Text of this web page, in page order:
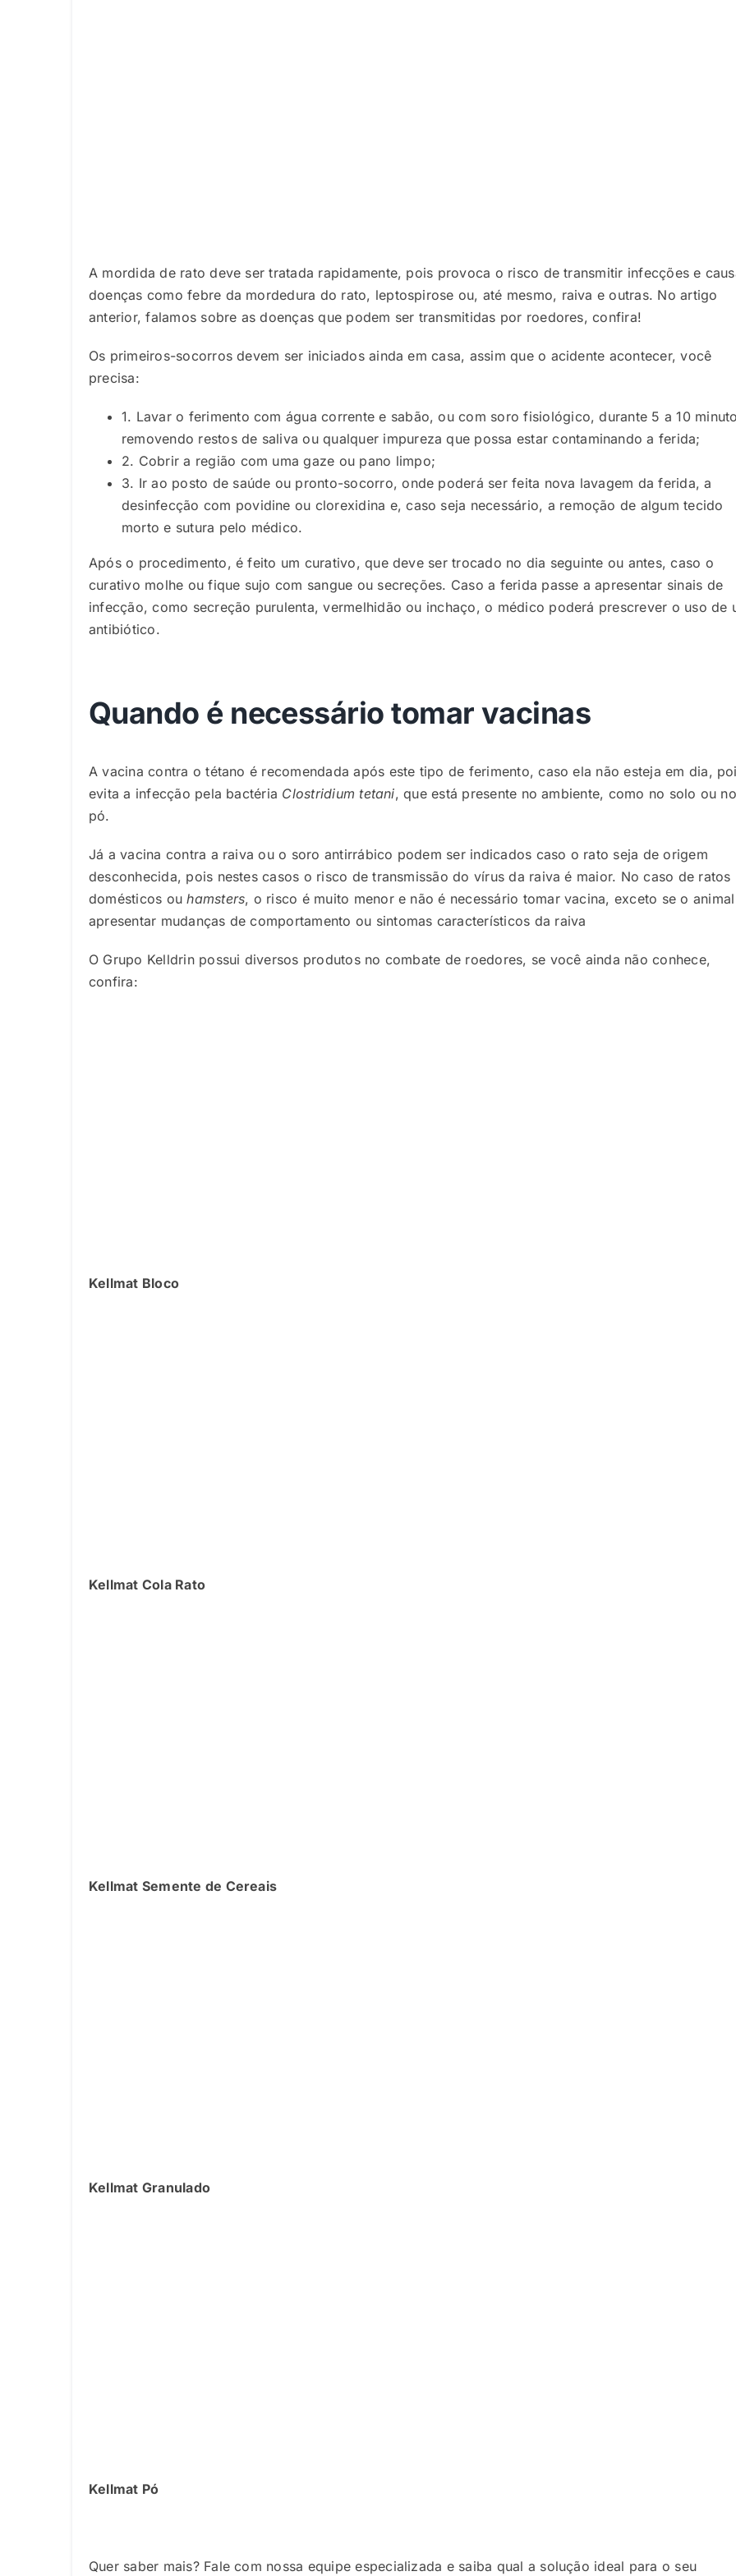
A mordida de rato deve ser tratada rapidamente, pois provoca o risco detransmitir infecções e
doenças como febre da mordedura do rato, leptospirose ou, até mesmo, raiva e outras. No artigo
anterior, falamos sobre as doenças que podem ser transmitidas por roedores, confira!
Os primeiros-socorros devem ser iniciados ainda em casa, assim que o acidente acontecer, você
precisa:
1. Lavar o ferimento com água corrente e sabão, ou com soro fisiológico, durante 5 a 10
removendo restos de saliva ou qualquer impureza que possa estar contaminando a ferida;
2. Cobrir a região com uma gaze ou pano limpo;
3. Ir ao posto de saúde ou pronto-socorro, onde poderá ser feita nova lavagem da ferida, a
desinfecção com povidine ou clorexidina e, caso seja necessário, a remoção de algum tecido
morto e sutura pelo médico.
Após o procedimento, é feito um curativo, que deve ser trocado no dia seguinte ou antes, caso o
curativo molhe ou fique sujo com sangue ou secreções. Caso a ferida passe a apresentar sinais de
infecção, como secreção purulenta, vermelhidão ou inchaço, o médico poderá prescrever o uso de
antibiótico.
Quando é necessário tomar vacinas
A vacina contra o tétano é recomendada após este tipo de ferimento, caso ela não esteja em dia,
evita a infecção pela bactéria Clostridium tetani, que está presente no ambiente, como no solo ou no
pó.
Já a vacina contra a raiva ou o soro antirrábico podem ser indicados caso o rato seja de origem
desconhecida, pois nestes casos o risco de transmissão do vírus da raiva é maior. No caso de ratos
domésticos ouhamsters, o risco é muito menor e não é necessário tomar vacina, exceto se o animal
apresentar mudanças de comportamento ou sintomas característicos da raiva
O Grupo Kelldrin possui diversos produtos no combate de roedores, se você ainda não conhece,
confira:
Kellmat Bloco
Kellmat Cola Rato
Kellmat Semente de Cereais
Kellmat Granulado
Kellmat Pó
Quer saber mais? Fale com nossa equipe especializada e saiba qual a solução ideal para o seu